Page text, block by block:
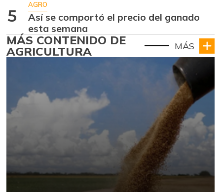
5
AGRO
Así se comportó el precio del ganado
esta semana
MÁS CONTENIDO DE
AGRICULTURA MÁS